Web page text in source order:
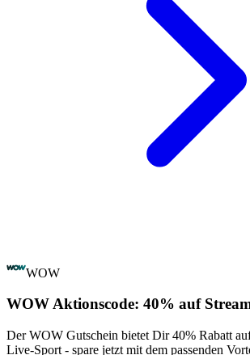
WOW
WOW Aktionscode: 40% auf
Der WOW Gutschein bietet Dir 40% Rabatt
Live-Sport - spare jetzt mit dem passenden